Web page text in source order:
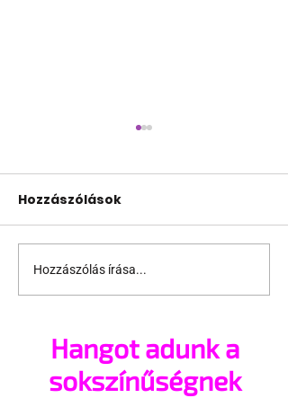
A mellrákszűrésről
senki sem beszél a
után - pedig kellene
Hozzászólások
Hozzászólás írása...
Hangot adunk a
sokszínűségnek